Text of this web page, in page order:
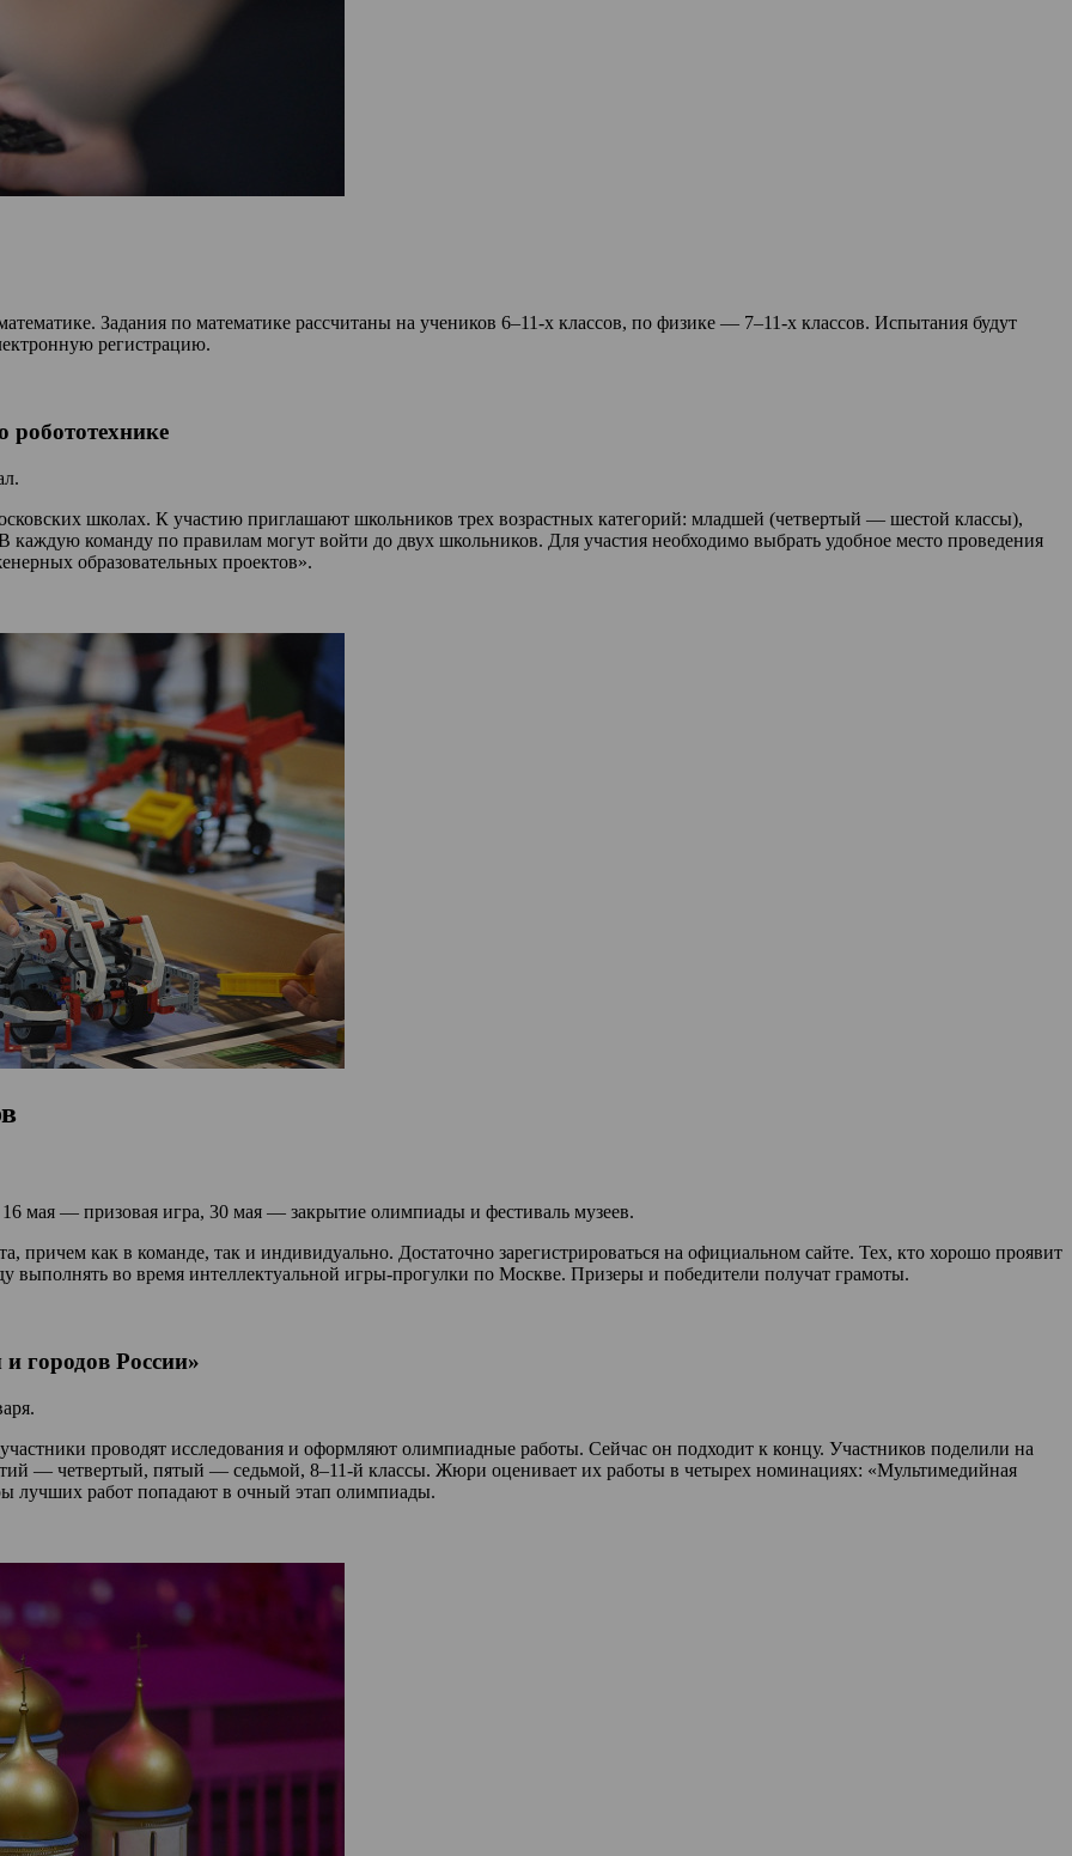
Задания по математике рассчитаны на учеников 6–11-х классов, по физике — 7–11-х классов. Испытания будут
регистрацию.
робототехнике
школах. К участию приглашают школьников трех возрастных категорий: младшей (четвертый — шестой классы),
команду по правилам могут войти до двух школьников. Для участия необходимо выбрать удобное место проведения
образовательных проектов».
мая — призовая игра, 30 мая — закрытие олимпиады и фестиваль музеев.
причем как в команде, так и индивидуально. Достаточно зарегистрироваться на официальном сайте. Тех, кто хорошо проявит
выполнять во время интеллектуальной игры-прогулки по Москве. Призеры и победители получат грамоты.
городов России»
проводят исследования и оформляют олимпиадные работы. Сейчас он подходит к концу. Участников поделили на
— четвертый, пятый — седьмой, 8–11-й классы. Жюри оценивает их работы в четырех номинациях: «Мультимедийная
лучших работ попадают в очный этап олимпиады.